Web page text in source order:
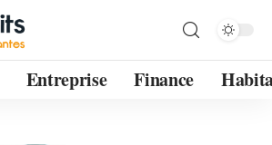
Entreprise Finance